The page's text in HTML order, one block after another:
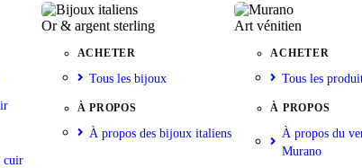
cuir
Or & argent sterling
ACHETER
Tous les bijoux
À PROPOS
À propos des bijoux italiens
Art vénitien
ACHETER
Tous les
À PROPOS
À propos du
Murano